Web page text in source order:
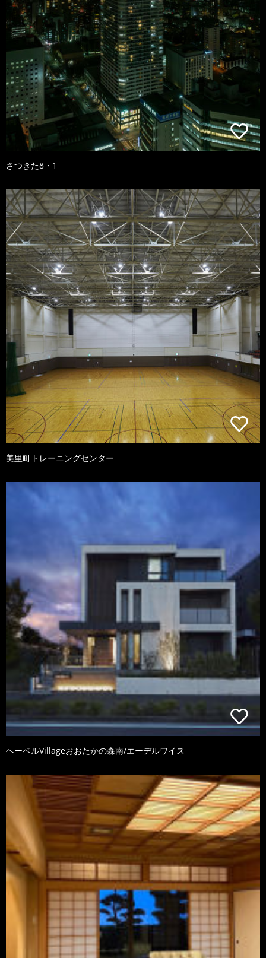
さつきた8・1
美里町トレーニングセンター
ヘーベルVillageおおたかの森南/エーデルワイス